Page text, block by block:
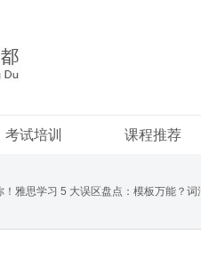
考试培训 课程推荐
！雅思学习 5 大误区盘点：模板万能？词